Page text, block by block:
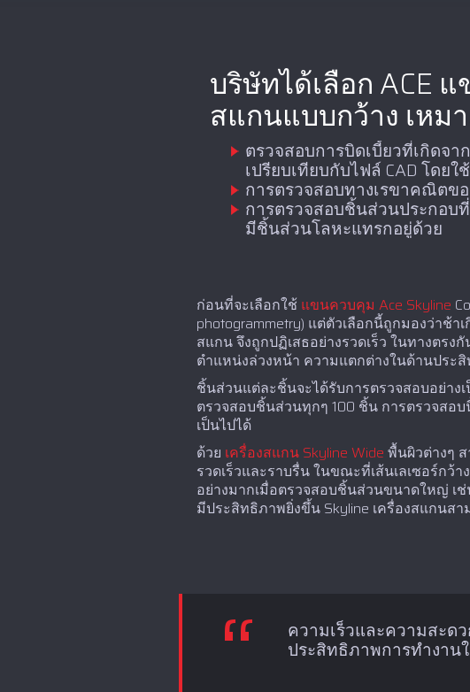
บริษัทได้เลือก ACE แ
สแกนแบบกว้าง เหม
ตรวจสอบการบิดเบี้ยวที่เกิดจ
เปรียบเทียบกับไฟล์ CAD โดย
การตรวจสอบทางเรขาคณิตข
การตรวจสอบชิ้นส่วนประกอบ
มีชิ้นส่วนโลหะแทรกอยู่ด้วย
ก่อนที่จะเลือกใช้ แขนควบคุม Ace Skyline
photogrammetry) แต่ตัวเลือกนี้ถูกมองว่าช้
สแกน จึงถูกปฏิเสธอย่างรวดเร็ว ในทางตรง
ตำแหน่งล่วงหน้า ความแตกต่างในด้านปร
ชิ้นส่วนแต่ละชิ้นจะได้รับการตรวจสอบอย่า
ตรวจสอบชิ้นส่วนทุกๆ 100 ชิ้น การตรวจสอ
เป็นไปได้
ด้วย เครื่องสแกน Skyline Wide พื้นผิวต่างๆ
รวดเร็วและราบรื่น ในขณะที่เส้นเลเซอร์ก
อย่างมากเมื่อตรวจสอบชิ้นส่วนขนาดใหญ่ เ
มีประสิทธิภาพยิ่งขึ้น Skyline เครื่องสแกนส
ความเร็วและความสะด
ประสิทธิภาพการทำงาน